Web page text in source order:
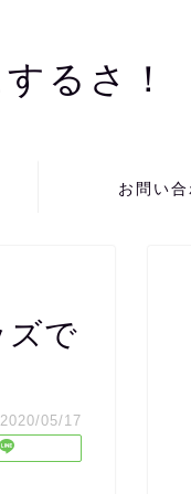
るさ！
お問い
ズで
05/17